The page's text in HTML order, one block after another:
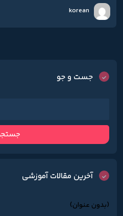
korean
جست و جو
آخرین مقالات آموزشی
(بدون عنوان)